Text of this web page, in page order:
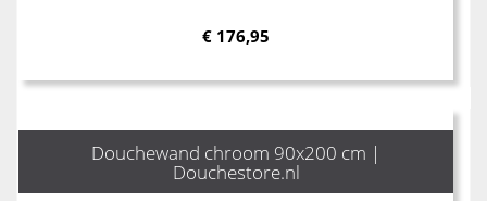
€ 176,95
Douchewand chroom 90x200 cm |
Douchestore.nl